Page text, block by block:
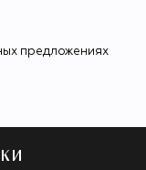
предложениях